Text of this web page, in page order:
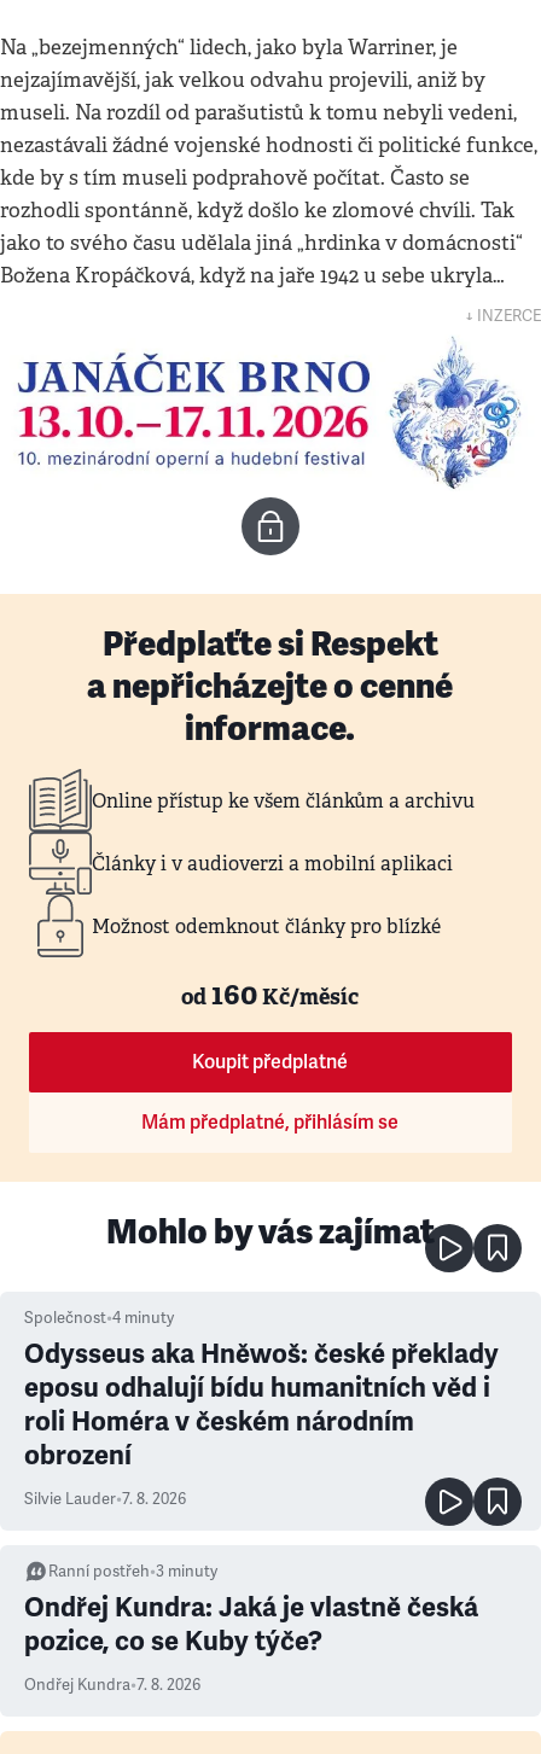
Na „bezejmenných“ lidech, jako byla Warriner, je
nejzajímavější, jak velkou odvahu projevili, aniž by
museli. Na rozdíl od parašutistů k tomu nebyli vedeni,
nezastávali žádné vojenské hodnosti či politické funkce,
kde by s tím museli podprahově počítat. Často se
rozhodli spontánně, když došlo ke zlomové chvíli. Tak
jako to svého času udělala jiná „hrdinka v domácnosti“
Božena Kropáčková, když na jaře 1942 u sebe ukryla…
↓ INZERCE
Předplaťte si Respekt
a nepřicházejte o cenné
informace.
Online přístup ke všem článkům a archivu
Články i v audioverzi a mobilní aplikaci
Možnost odemknout články pro blízké
od160Kč/měsíc
Koupit předplatné
Mám předplatné, přihlásím se
Mohlo by vás zajímat
Společnost•4 minuty
Odysseus aka Hněwoš: české překlady
eposu odhalují bídu humanitních věd i
roli Homéra v českém národním
obrození
Silvie Lauder•7. 8. 2026
Ranní postřeh•3 minuty
Ondřej Kundra: Jaká je vlastně česká
pozice, co se Kuby týče?
Ondřej Kundra•7. 8. 2026